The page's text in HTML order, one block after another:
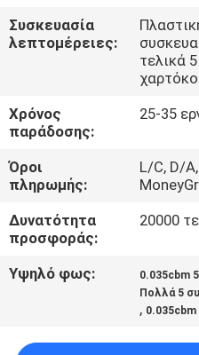
ΜΑΣ
ΕΛΆΤΕ
ΕΠΑΦΉ
ΜΕ
ΕΙΔΉΣΕΙΣ
ΖΗΤΉΣΤΕ
ΑΠΌΣΠΑΣΜΑ
Συσκευασία
λεπτομέρειες:
τελικά
Χρόνος
παράδοσης:
25-35
Όροι
πληρωμής:
L/C, D/
Δυνατότητα
προσφοράς:
20000
Υψηλό φως: 0.035cbm
Πολλά 5
, 0.035cbm